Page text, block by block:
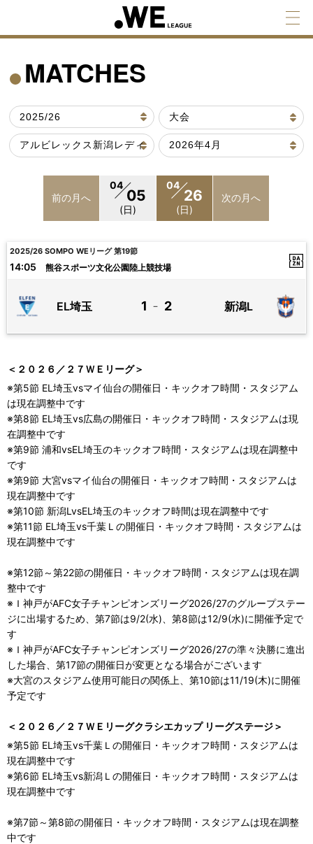
MATCHES
前の月へ
04
05
(日)
04
26
(日)
次の月へ
2025/26 SOMPO WEリーグ 第19節
14:05 熊谷スポーツ文化公園陸上競技場
EL埼玉 1 － 2 新潟L
＜２０２６／２７ＷＥリーグ＞
※第5節 EL埼玉vsマイ仙台の開催日・キックオフ時間・スタジアム
は現在調整中です
※第8節 EL埼玉vs広島の開催日・キックオフ時間・スタジアムは現
在調整中です
※第9節 浦和vsEL埼玉のキックオフ時間・スタジアムは現在調整中
です
※第9節 大宮vsマイ仙台の開催日・キックオフ時間・スタジアムは
現在調整中です
※第10節 新潟LvsEL埼玉のキックオフ時間は現在調整中です
※第11節 EL埼玉vs千葉Ｌの開催日・キックオフ時間・スタジアムは
現在調整中です
※第12節～第22節の開催日・キックオフ時間・スタジアムは現在調
整中です
※Ｉ神戸がAFC女子チャンピオンズリーグ2026/27のグループステー
ジに出場するため、第7節は9/2(水)、第8節は12/9(水)に開催予定で
す
※Ｉ神戸がAFC女子チャンピオンズリーグ2026/27の準々決勝に進出
した場合、第17節の開催日が変更となる場合がございます
※大宮のスタジアム使用可能日の関係上、第10節は11/19(木)に開催
予定です
＜２０２６／２７ＷＥリーグクラシエカップ リーグステージ＞
※第5節 EL埼玉vs千葉Ｌの開催日・キックオフ時間・スタジアムは
現在調整中です
※第6節 EL埼玉vs新潟Ｌの開催日・キックオフ時間・スタジアムは
現在調整中です
※第7節～第8節の開催日・キックオフ時間・スタジアムは現在調整
中です